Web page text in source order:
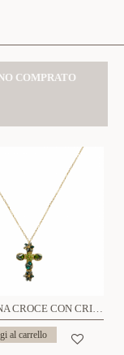
COMPRATO
COLLANA CROCE CON CRISTALLI A FORMA FIORE - OY2496A422
al carrello